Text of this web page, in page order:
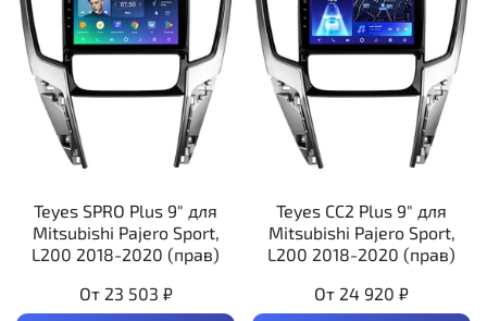
Teyes SPRO Plus 9" для
Mitsubishi Pajero Sport,
L200 2018-2020 (прав)
От 23 503 ₽
Teyes CC2 Plus 9" для
Mitsubishi Pajero Sport,
L200 2018-2020 (прав)
От 24 920 ₽